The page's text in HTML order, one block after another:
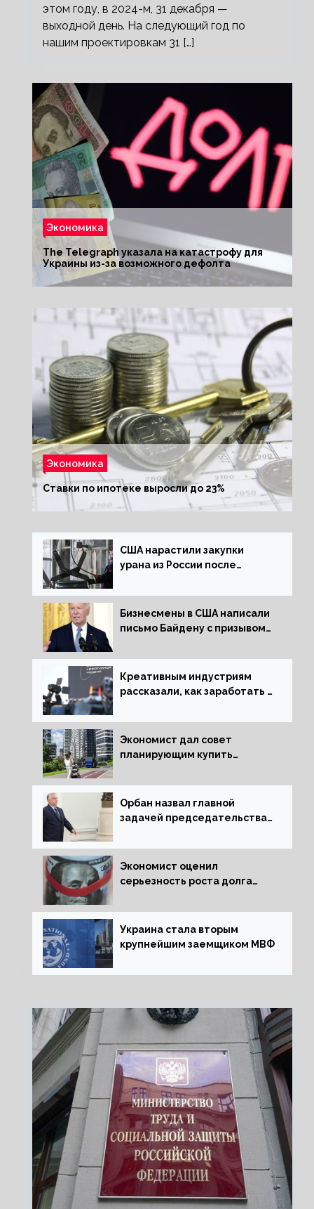
этом году, в 2024-м, 31 декабря —
выходной день. На следующий год по
нашим проектировкам 31 […]
Экономика
The Telegraph указала на катастрофу для
Украины из-за возможного дефолта
Экономика
Ставки по ипотеке выросли до 23%
США нарастили закупки
урана из России после
Бизнесмены в США написали
письмо Байдену с призывом
Креативным индустриям
рассказали, как заработать 2
экономики
Экономист дал совет
планирующим купить
Орбан назвал главной
задачей председательства
за мир
Экономист оценил
серьезность роста долга
Украина стала вторым
крупнейшим заемщиком МВФ